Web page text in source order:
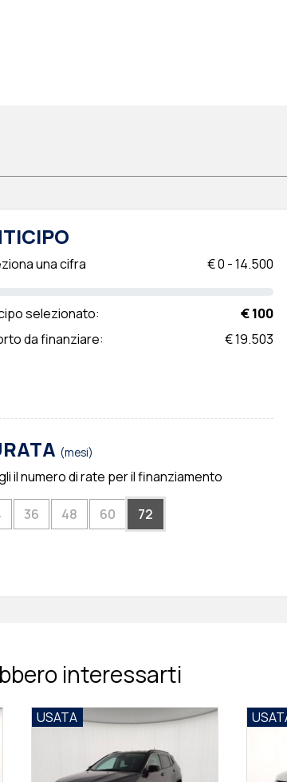
una cifra €0 -14.500
selezionato:
€ 100
da finanziare:
€ 19.503
(mesi)
il numero di rate per il finanziamento
36 48 60 72
interessarti
USATA USATA